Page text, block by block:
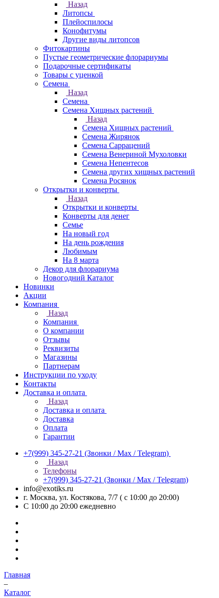
Назад
Литопсы
Плейоспилосы
Конофитумы
Другие виды литопсов
Фитокартины
Пустые геометрические флорариумы
Подарочные сертификаты
Товары с уценкой
Семена
Назад
Семена
Семена Хищных растений
Назад
Семена Хищных растений
Семена Жирянок
Семена Саррацений
Семена Венериной Мухоловки
Семена Непентесов
Семена других хищных растений
Семена Росянок
Открытки и конверты
Назад
Открытки и конверты
Конверты для денег
Семье
На новый год
На день рождения
Любимым
На 8 марта
Декор для флорариума
Новогодний Каталог
Новинки
Акции
Компания
Назад
Компания
О компании
Отзывы
Реквизиты
Магазины
Партнерам
Инструкции по уходу
Контакты
Доставка и оплата
Назад
Доставка и оплата
Доставка
Оплата
Гарантии
+7(999) 345-27-21 (Звонки / Max / Telegram)
Назад
Телефоны
+7(999) 345-27-21 (Звонки / Max / Telegram)
info@exotiks.ru
г. Москва, ул. Костякова, 7/7 ( с 10:00 до 20:00)
С 10:00 до 20:00 ежедневно
Главная
–
Каталог